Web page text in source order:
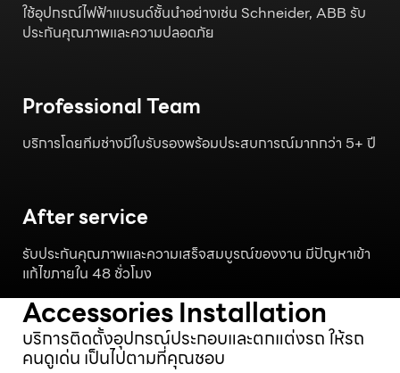
ใช้อุปกรณ์ไฟฟ้าแบรนด์ชั้นนำอย่างเช่น Schneider, ABB รับ
ประกันคุณภาพและความปลอดภัย
Professional Team
บริการโดยทีมช่างมีใบรับรองพร้อมประสบการณ์มากกว่า 5+ ปี
After service
รับประกันคุณภาพและความเสร็จสมบูรณ์ของงาน มีปัญหาเข้า
แก้ไขภายใน 48 ชั่วโมง
Accessories Installation
บริการติดตั้งอุปกรณ์ประกอบและตกแต่งรถ ให้รถ
คนดูเด่น เป็นไปตามที่คุณชอบ